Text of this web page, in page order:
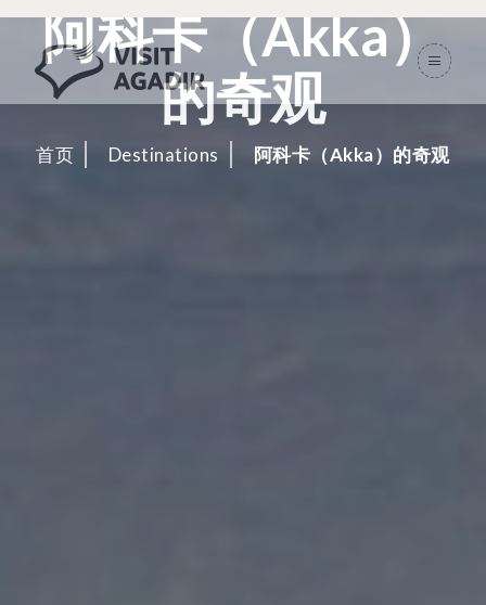
阿科卡（Akka）
的奇观
首页 Destinations 阿科卡（Akka）的奇观